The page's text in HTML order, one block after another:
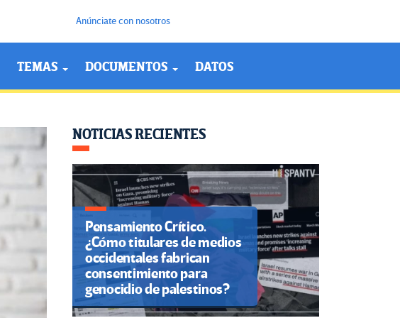
Anúnciate con nosotros
TEMAS DOCUMENTOS DATOS
NOTICIAS RECIENTES
Pensamiento Crítico.
¿Cómo titulares de medios
occidentales fabrican
consentimiento para
genocidio de palestinos?